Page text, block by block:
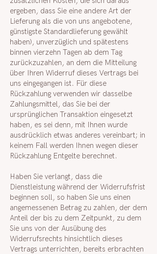
ergeben, dass Sie eine andere Art der
Lieferung als die von uns angebotene,
günstigste Standardlieferung gewählt
haben), unverzüglich und spätestens
binnen vierzehn Tagen ab dem Tag
zurückzuzahlen, an dem die Mitteilung
über Ihren Widerruf dieses Vertrags bei
uns eingegangen ist. Für diese
Rückzahlung verwenden wir dasselbe
Zahlungsmittel, das Sie bei der
ursprünglichen Transaktion eingesetzt
haben, es sei denn, mit Ihnen wurde
ausdrücklich etwas anderes vereinbart; in
keinem Fall werden Ihnen wegen dieser
Rückzahlung Entgelte berechnet.
Haben Sie verlangt, dass die
Dienstleistung während der Widerrufsfrist
beginnen soll, so haben Sie uns einen
angemessenen Betrag zu zahlen, der dem
Anteil der bis zu dem Zeitpunkt, zu dem
Sie uns von der Ausübung des
Widerrufsrechts hinsichtlich dieses
Vertrags unterrichten, bereits erbrachten